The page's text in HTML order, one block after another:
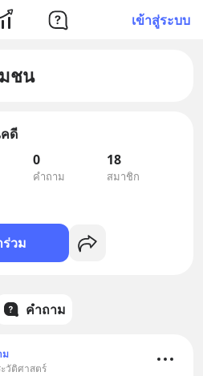
เข้าสู่ระบบ
ชน
ดี
0
คำถาม
18
สมาชิก
ร่วม
คำถาม
ม
ะวัติศาสตร์